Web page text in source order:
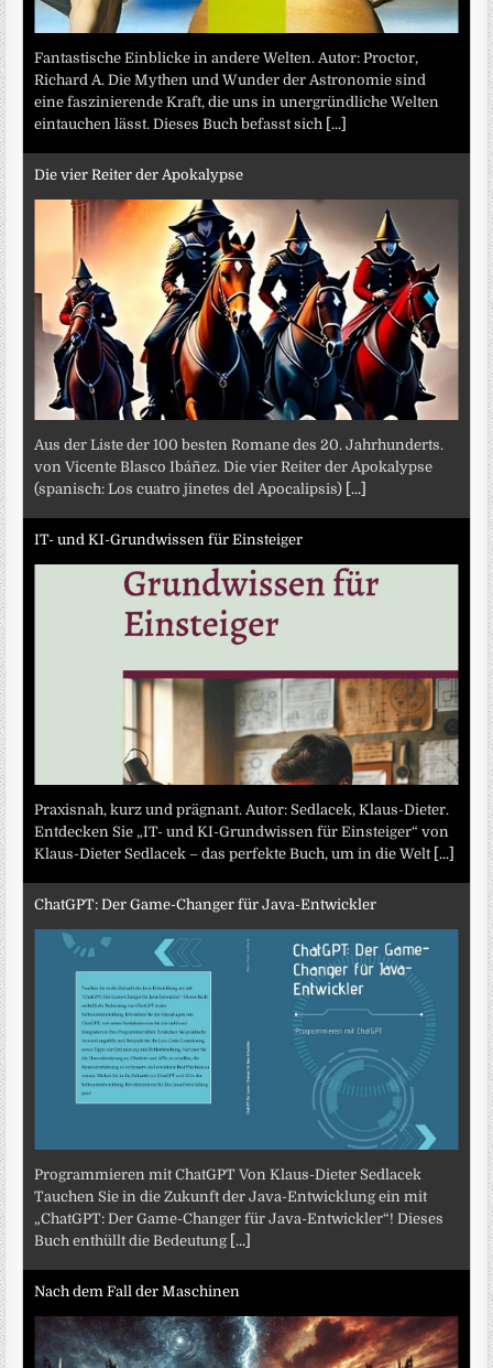
Fantastische Einblicke in andere Welten. Autor: Proctor,
Richard A. Die Mythen und Wunder der Astronomie sind
eine faszinierende Kraft, die uns in unergründliche Welten
eintauchen lässt. Dieses Buch befasst sich
[...]
Die vier Reiter der Apokalypse
Aus der Liste der 100 besten Romane des 20. Jahrhunderts.
von Vicente Blasco Ibáñez. Die vier Reiter der Apokalypse
(spanisch: Los cuatro jinetes del Apocalipsis) [...]
IT- und KI-Grundwissen für Einsteiger
Praxisnah, kurz und prägnant. Autor: Sedlacek, Klaus-Dieter.
Entdecken Sie „IT- und KI-Grundwissen für Einsteiger“ von
Klaus-Dieter Sedlacek – das perfekte Buch, um in die Welt [...]
ChatGPT: Der Game-Changer für Java-Entwickler
Programmieren mit ChatGPT Von Klaus-Dieter Sedlacek
Tauchen Sie in die Zukunft der Java-Entwicklung ein mit
„ChatGPT: Der Game-Changer für Java-Entwickler“! Dieses
Buch enthüllt die Bedeutung [...]
Nach dem Fall der Maschinen